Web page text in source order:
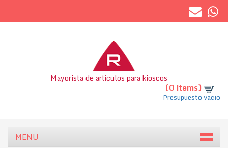
Mayorista de artículos para kioscos
(0 items)
Presupuesto vacio
MENU